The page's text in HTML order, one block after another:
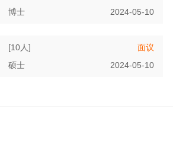
博士 2024-05-10
[10人]
面议
硕士 2024-05-10